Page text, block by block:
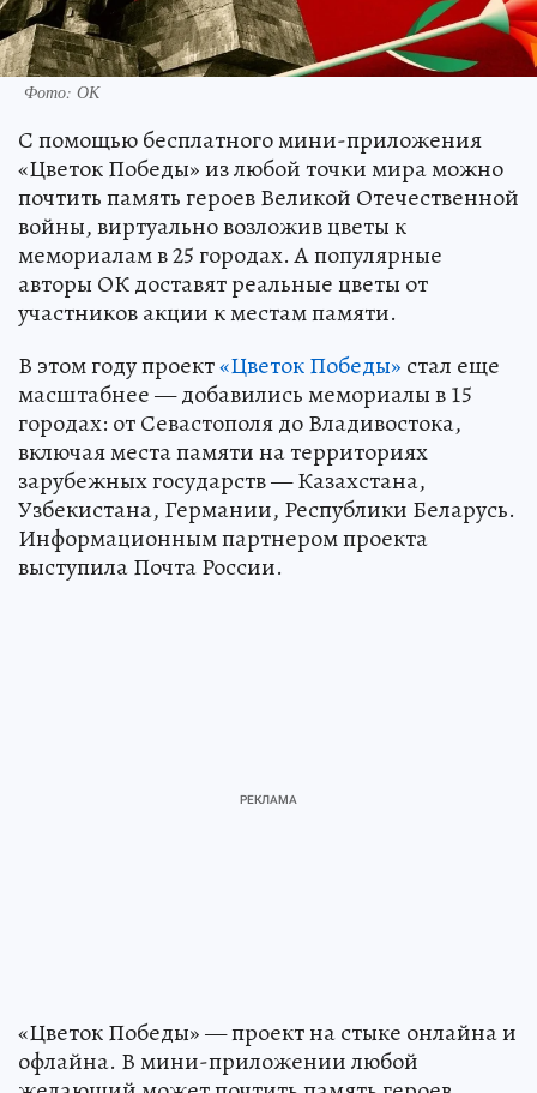
Фото: ОК
С помощью бесплатного мини-приложения
«Цветок Победы» из любой точки мира можно
почтить память героев Великой Отечественной
войны, виртуально возложив цветы к
мемориалам в 25 городах. А популярные
авторы ОК доставят реальные цветы от
участников акции к местам памяти.
В этом году проект«Цветок Победы» стал еще
масштабнее — добавились мемориалы в 15
городах: от Севастополя до Владивостока,
включая места памяти на территориях
зарубежных государств — Казахстана,
Узбекистана, Германии, Республики Беларусь.
Информационным партнером проекта
выступила Почта России.
«Цветок Победы» — проект на стыке онлайна и
офлайна. В мини-приложении любой